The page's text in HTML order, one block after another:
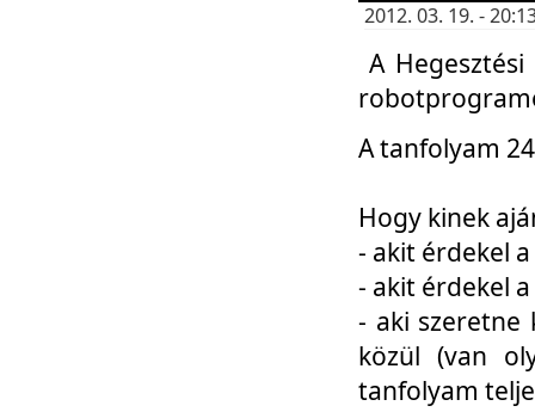
2012. 03. 19. -
A
A tanfolyam
Hogy kinek
- akit érdekel
- akit érdekel
- aki szeretne
közül (van
tanfolyam